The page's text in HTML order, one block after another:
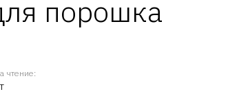
порошка
чтение: